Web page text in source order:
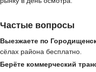
Частые вопросы
Выезжаете по
сёлах района бесплатно.
Берёте коммерческий